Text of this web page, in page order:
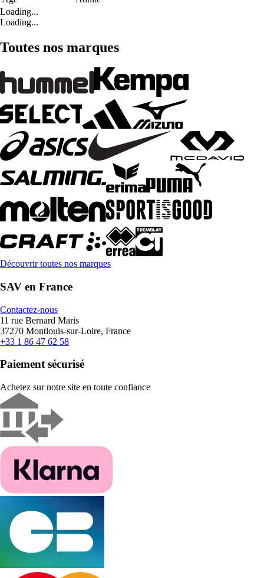
Loading...
Loading...
Toutes nos marques
Découvrir toutes nos marques
SAV en France
Contactez-nous
11 rue Bernard Maris
37270 Montlouis-sur-Loire, France
+33 1 86 47 62 58
Paiement sécurisé
Achetez sur notre site en toute confiance